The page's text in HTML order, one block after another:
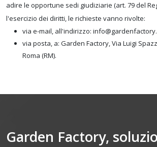
adire le opportune sedi giudiziarie (art. 79 del
l'esercizio dei diritti, le richieste vanno rivolte:
via e-mail, all'indirizzo:
via posta, a: Garden Factory, Via Luigi
Roma (RM).
Garden Factory,